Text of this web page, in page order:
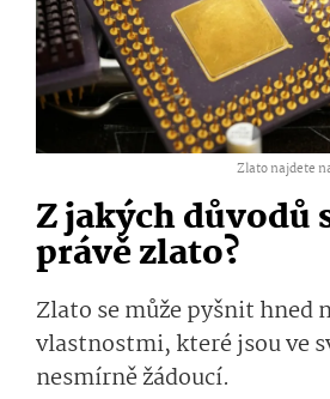
Zlato najdete
Z jakých důvodů
právě zlato?
Zlato se může pyšnit hned
vlastnostmi, které jsou ve
nesmírně žádoucí.